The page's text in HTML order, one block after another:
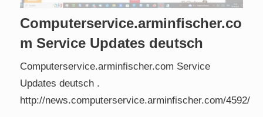
Computerservice.arminfischer.co
m Service Updates deutsch
Computerservice.arminfischer.com Service
Updates deutsch .
http://news.computerservice.arminfischer.com/4592/